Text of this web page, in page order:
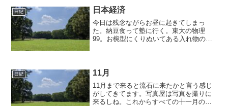
ったのに10時半か...
日紀 日本経済
今日は残念ながらお昼に起きてしまっ
た。納豆食って塾に行く。東大の物理
99。お椀型にくりぬいてある入れ物の中
せん運動、それと陽子と重...
日紀 11月
11月まで来ると流石に来たかと言う感じ
がしてきてます。写真屋は写真を撮りに
来るしね。これからすべての十一月の休